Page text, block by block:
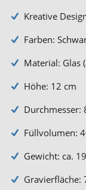
Kreative
Farben:
Material: Glas
Höhe: 12 cm
Durchmesser:
Füllvolumen:
Gewicht: ca.
Gravierfläche: